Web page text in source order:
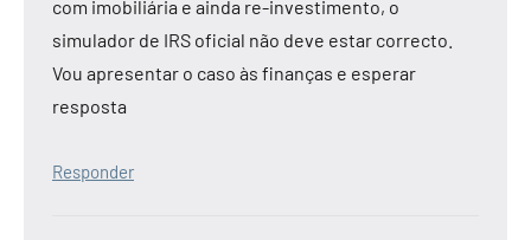
com imobiliária e ainda re-investimento, o
simulador de IRS oficial não deve estar correcto.
Vou apresentar o caso às finanças e esperar
resposta
Responder